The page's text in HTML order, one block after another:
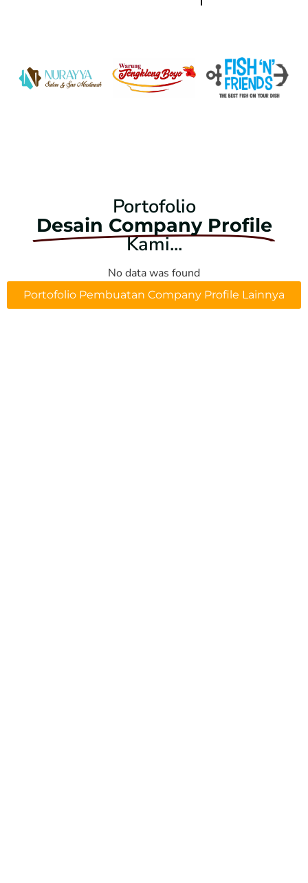
Portofolio
Desain Company Profile
Kami...
No data was found
Portofolio Pembuatan Company Profile Lainnya